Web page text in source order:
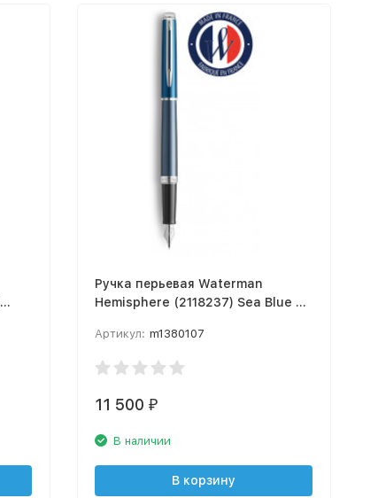
Ручка перьевая Waterman
Hemisphere (2118237) Sea Blue F
подар.кор.
Артикул: m1380107
11 500 ₽
В наличии
В корзину